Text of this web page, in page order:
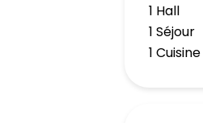
1 Hall
1 Séjour
1 Cuisine